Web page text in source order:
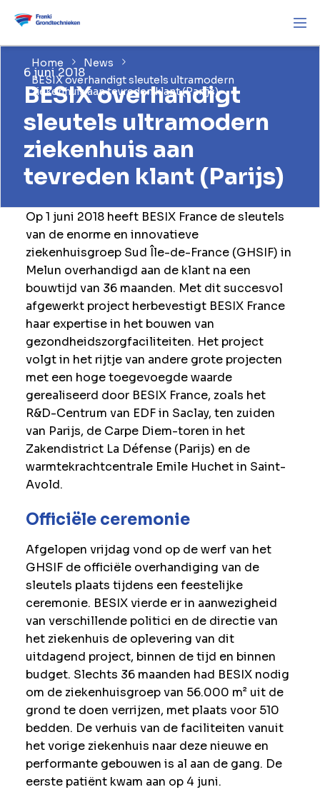
Home
News
BESIX overhandigt sleutels ultramodern
ziekenhuis aan tevreden klant (Parijs)
6 juni 2018
BESIX overhandigt
sleutels ultramodern
ziekenhuis aan
tevreden klant (Parijs)
Op 1 juni 2018 heeft BESIX France de sleutels
van de enorme en innovatieve
ziekenhuisgroep Sud Île-de-France (GHSIF) in
Melun overhandigd aan de klant na een
bouwtijd van 36 maanden. Met dit succesvol
afgewerkt project herbevestigt BESIX France
haar expertise in het bouwen van
gezondheidszorgfaciliteiten. Het project
volgt in het rijtje van andere grote projecten
met een hoge toegevoegde waarde
gerealiseerd door BESIX France, zoals het
R&D-Centrum van EDF in Saclay, ten zuiden
van Parijs, de Carpe Diem-toren in het
Zakendistrict La Défense (Parijs) en de
warmtekrachtcentrale Emile Huchet in Saint-
Avold.
Officiële ceremonie
Afgelopen vrijdag vond op de werf van het
GHSIF de officiële overhandiging van de
sleutels plaats tijdens een feestelijke
ceremonie. BESIX vierde er in aanwezigheid
van verschillende politici en de directie van
het ziekenhuis de oplevering van dit
uitdagend project, binnen de tijd en binnen
budget. Slechts 36 maanden had BESIX nodig
om de ziekenhuisgroep van 56.000 m² uit de
grond te doen verrijzen, met plaats voor 510
bedden. De verhuis van de faciliteiten vanuit
het vorige ziekenhuis naar deze nieuwe en
performante gebouwen is al aan de gang. De
eerste patiënt kwam aan op 4 juni.